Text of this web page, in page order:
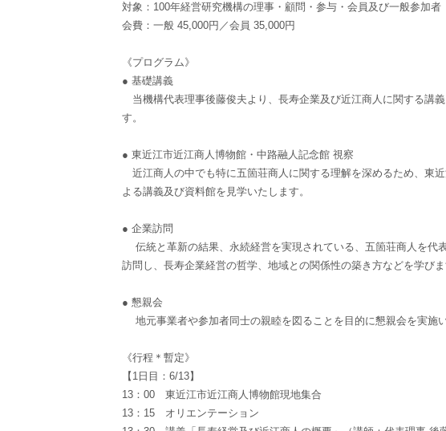
対象：100年経営研究機構の理事・顧問・参与・会員及び一般参加者
会費：一般 45,000円／会員 35,000円
《プログラム》
● 基礎講義
当機構代表理事後藤俊夫より、長寿企業及び近江商人に関する講
す。
● 東近江市近江商人博物館・中路融人記念館 視察
近江商人の中でも特に五箇荘商人に関する理解を深めるため、東
よる講義及び資料館を見学いたします。
● 企業訪問
伝統と革新の結果、永続経営を実現されている、五箇荘商人を代
訪問し、長寿企業経営の哲学、地域との関係性の築き方などを学びま
● 懇親会
地元事業者や参加者同士の親睦を図ることを目的に懇親会を実施い
《行程＊暫定》
【1日目：6/13】
13：00 東近江市近江商人博物館現地集合
13：15 オリエンテーション